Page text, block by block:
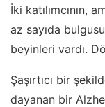
İki katılımcının,
az sayıda
beyinleri vardı.
Şaşırtıcı bir
dayanan bir